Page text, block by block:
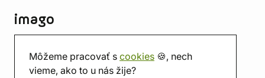
Môžeme pracovať s cookies 🍪, nech
vieme, ako to u nás žije?
imago
Predajňa
Herňa